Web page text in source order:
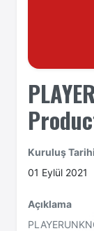
Kuruluş Tarihi
01 Eylül 2021
Açıklama